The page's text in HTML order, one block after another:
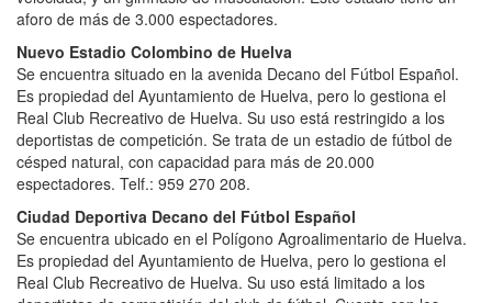
aforo de más de 3.000 espectadores.
Nuevo Estadio Colombino de Huelva
Se encuentra situado en la avenida Decano del Fútbol Español.
Es propiedad del Ayuntamiento de Huelva, pero lo gestiona el
Real Club Recreativo de Huelva. Su uso está restringido a los
deportistas de competición. Se trata de un estadio de fútbol de
césped natural, con capacidad para más de 20.000
espectadores. Telf.: 959 270 208.
Ciudad Deportiva Decano del Fútbol Español
Se encuentra ubicado en el Polígono Agroalimentario de Huelva.
Es propiedad del Ayuntamiento de Huelva, pero lo gestiona el
Real Club Recreativo de Huelva. Su uso está limitado a los